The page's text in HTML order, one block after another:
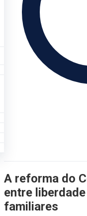
A reforma do
entre
familiares